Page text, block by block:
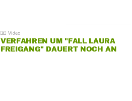
VERFAHREN UM "FALL LAURA
FREIGANG" DAUERT NOCH AN